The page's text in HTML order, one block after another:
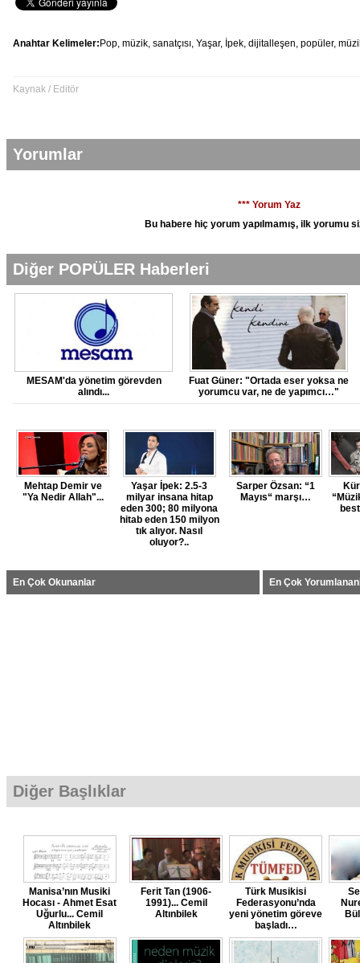
Anahtar Kelimeler: Pop, müzik, sanatçısı, Yaşar, İpek, dijitalleşen, popüler,
Kaynak / Editör
Yorumlar
*** Yorum Yaz
Bu habere hiç yorum yapılmamış, ilk yorumu
Diğer POPÜLER Haberleri
MESAM'da yönetim görevden
alındı...
Fuat Güner: "Ortada eser yoksa ne
yorumcu var, ne de yapımcı…"
Mehtap Demir ve
"Ya Nedir Allah"...
Yaşar İpek: 2.5-3
milyar insana hitap
eden 300; 80 milyona
hitab eden 150 milyon
tık alıyor. Nasıl
oluyor?..
Sarper Özsan: “1
Mayıs“ marşı…
En Çok Okunanlar En Çok
Diğer Başlıklar
Manisa’nın Musiki
Hocası - Ahmet Esat
Uğurlu... Cemil
Altınbilek
Ferit Tan (1906-
1991)... Cemil
Altınbilek
Türk Musikisi
Federasyonu’nda
yeni yönetim göreve
başladı…